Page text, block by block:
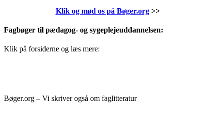
Klik og mød os på Bøger.org>>
Fagbøger til pædagog- og sygeplejeuddannelsen:
Klik på forsiderne og læs mere:
Bøger.org – Vi skriver også om faglitteratur